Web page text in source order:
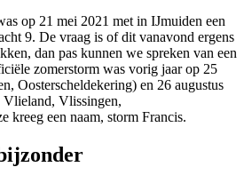
op 21 mei 2021 met in IJmuiden een
9. De vraag is of dit vanavond ergens
dan pas kunnen we spreken van een
zomerstorm was vorig jaar op 25
Oosterscheldekering) en 26 augustus
Vlieland, Vlissingen,
kreeg een naam, storm Francis.